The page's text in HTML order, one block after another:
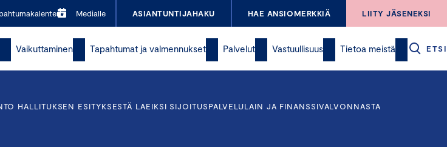
Medialle ASIANTUNTIJAHAKU HAE ANSIOMERKKIÄ LIITY JÄSENEKSI
Vaikuttaminen Tapahtumat ja valmennukset Palvelut Vastuullisuus Tietoa meistä ETSI
HALLITUKSEN ESITYKSESTÄ LAEIKSI SIJOITUSPALVELULAIN JA FINANSSIVALVONNASTA